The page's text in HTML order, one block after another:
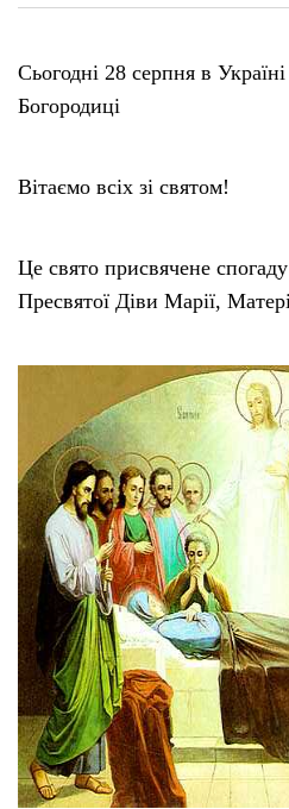
Сьогодні 28 серпня в
Богородиці
Вітаємо всіх зі святом!
Це свято присвячене
Пресвятої Діви Марії,